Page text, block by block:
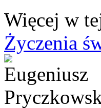
Więcej w
Życzenia